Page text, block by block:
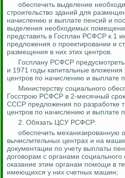
обеспечить выделение
строительство зданий для
начислению и выплате пенсий и
выделения необходимых
представить в Госплан РСФСР к 1
предложения о проектировании и
размещения в них этих центров.
Госплану РСФСР
и 1971 годы капитальные вложения
центров по начислению и выплате
Министерству социального
Госстрою РСФСР в 2-месячный срок
СССР предложения по разработке
центров по начислению и выплате
2. Обязать ЦСУ РСФСР:
обеспечить механизированную
вычислительных центрах и на
документации по учету выплаты
договорам с органами социального
оказание этим органам помощи в
имеющихся у них счетных машин;